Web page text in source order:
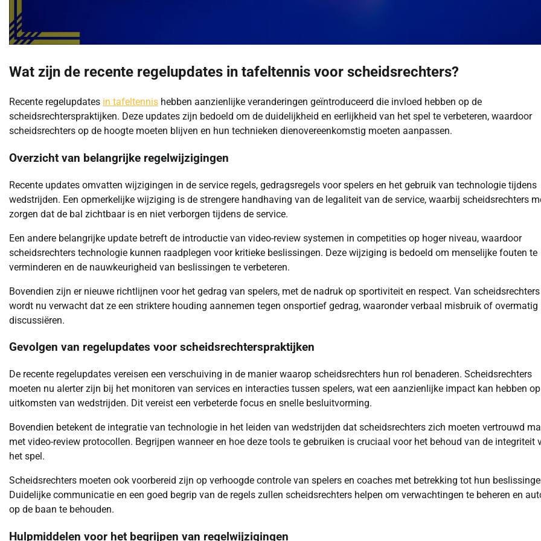
Wat zijn de recente regelupdates in tafeltennis voor scheidsrechters?
Recente regelupdates in tafeltennis hebben aanzienlijke veranderingen geïntroduceerd die invloed hebben op de
scheidsrechterspraktijken. Deze updates zijn bedoeld om de duidelijkheid en eerlijkheid van het spel te verbeteren, waardoor
scheidsrechters op de hoogte moeten blijven en hun technieken dienovereenkomstig moeten aanpassen.
Overzicht van belangrijke regelwijzigingen
Recente updates omvatten wijzigingen in de service regels, gedragsregels voor spelers en het gebruik van technologie tijdens
wedstrijden. Een opmerkelijke wijziging is de strengere handhaving van de legaliteit van de service, waarbij scheidsrechters
zorgen dat de bal zichtbaar is en niet verborgen tijdens de service.
Een andere belangrijke update betreft de introductie van video-review systemen in competities op hoger niveau, waardoor
scheidsrechters technologie kunnen raadplegen voor kritieke beslissingen. Deze wijziging is bedoeld om menselijke fouten te
verminderen en de nauwkeurigheid van beslissingen te verbeteren.
Bovendien zijn er nieuwe richtlijnen voor het gedrag van spelers, met de nadruk op sportiviteit en respect. Van scheidsrechters
wordt nu verwacht dat ze een striktere houding aannemen tegen onsportief gedrag, waaronder verbaal misbruik of overmatig
discussiëren.
Gevolgen van regelupdates voor scheidsrechterspraktijken
De recente regelupdates vereisen een verschuiving in de manier waarop scheidsrechters hun rol benaderen. Scheidsrechters
moeten nu alerter zijn bij het monitoren van services en interacties tussen spelers, wat een aanzienlijke impact kan hebben
uitkomsten van wedstrijden. Dit vereist een verbeterde focus en snelle besluitvorming.
Bovendien betekent de integratie van technologie in het leiden van wedstrijden dat scheidsrechters zich moeten vertrouwd
met video-review protocollen. Begrijpen wanneer en hoe deze tools te gebruiken is cruciaal voor het behoud van de integriteit
het spel.
Scheidsrechters moeten ook voorbereid zijn op verhoogde controle van spelers en coaches met betrekking tot hun
Duidelijke communicatie en een goed begrip van de regels zullen scheidsrechters helpen om verwachtingen te beheren en
op de baan te behouden.
Hulpmiddelen voor het begrijpen van regelwijzigingen